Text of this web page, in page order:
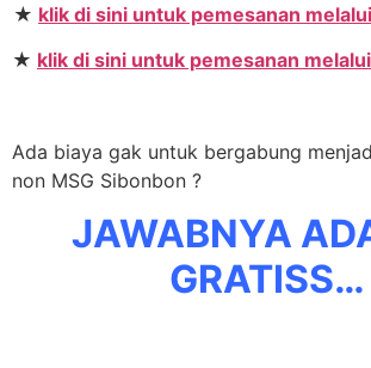
★ klik di sini untuk pemesanan
★ klik di sini untuk pemesanan
Ada biaya gak untuk bergabung
non MSG Sibonbon ?
JAWABNYA
GRATISS…